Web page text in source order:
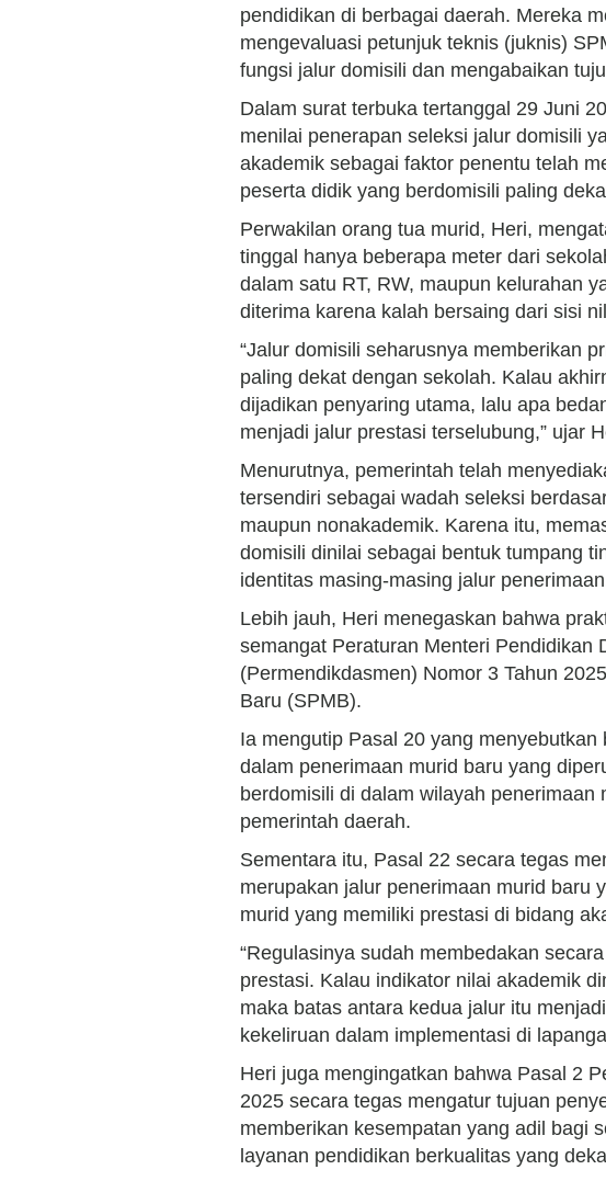
pendidikan di berbagai daerah. Mereka
mengevaluasi petunjuk teknis (juknis)
fungsi jalur domisili dan mengabaikan
Dalam surat terbuka tertanggal 29 Juni
menilai penerapan seleksi jalur domisili
akademik sebagai faktor penentu telah
peserta didik yang berdomisili paling
Perwakilan orang tua murid, Heri,
tinggal hanya beberapa meter dari
dalam satu RT, RW, maupun kelurahan
diterima karena kalah bersaing dari sisi
“Jalur domisili seharusnya memberikan
paling dekat dengan sekolah. Kalau
dijadikan penyaring utama, lalu apa
menjadi jalur prestasi terselubung,” ujar
Menurutnya, pemerintah telah
tersendiri sebagai wadah seleksi
maupun nonakademik. Karena itu,
domisili dinilai sebagai bentuk tumpang
identitas masing-masing jalur
Lebih jauh, Heri menegaskan bahwa
semangat Peraturan Menteri Pendidikan
(Permendikdasmen) Nomor 3 Tahun
Baru (SPMB).
Ia mengutip Pasal 20 yang
dalam penerimaan murid baru yang
berdomisili di dalam wilayah penerimaan
pemerintah daerah.
Sementara itu, Pasal 22 secara tegas
merupakan jalur penerimaan murid baru
murid yang memiliki prestasi di bidang
“Regulasinya sudah membedakan
prestasi. Kalau indikator nilai akademik
maka batas antara kedua jalur itu
kekeliruan dalam implementasi di
Heri juga mengingatkan bahwa Pasal 2
2025 secara tegas mengatur tujuan
memberikan kesempatan yang adil bagi
layanan pendidikan berkualitas yang